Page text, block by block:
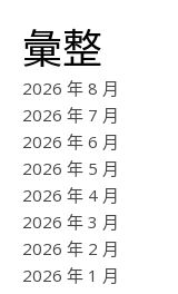
彙整
2026 年 8 月
2026 年 7 月
2026 年 6 月
2026 年 5 月
2026 年 4 月
2026 年 3 月
2026 年 2 月
2026 年 1 月